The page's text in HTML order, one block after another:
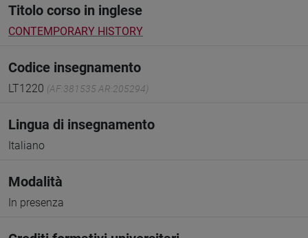
Titolo corso in inglese
CONTEMPORARY HISTORY
Codice insegnamento
LT1220 (AF:381535 AR:205294)
Lingua di insegnamento
Italiano
Modalità
In presenza